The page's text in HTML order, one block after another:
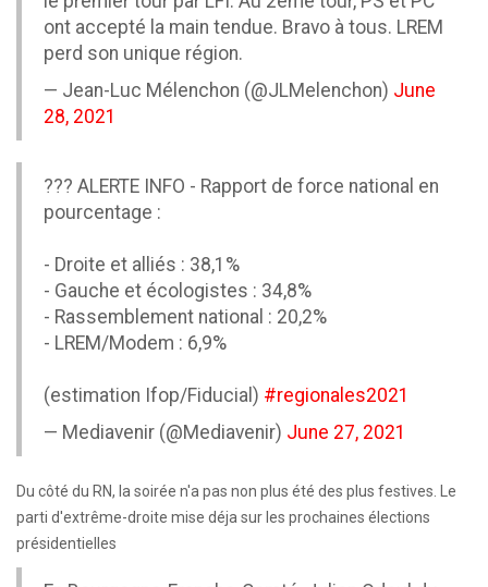
ont accepté la main tendue. Bravo à tous. LREM
perd son unique région.
— Jean-Luc Mélenchon (@JLMelenchon) June
28, 2021
??? ALERTE INFO - Rapport de force national en
pourcentage :
- Droite et alliés : 38,1%
- Gauche et écologistes : 34,8%
- Rassemblement national : 20,2%
- LREM/Modem : 6,9%
(estimation Ifop/Fiducial) #regionales2021
— Mediavenir (@Mediavenir) June 27, 2021
Du côté du RN, la soirée n'a pas non plus été des plus festives. Le
parti d'extrême-droite mise déja sur les prochaines élections
présidentielles